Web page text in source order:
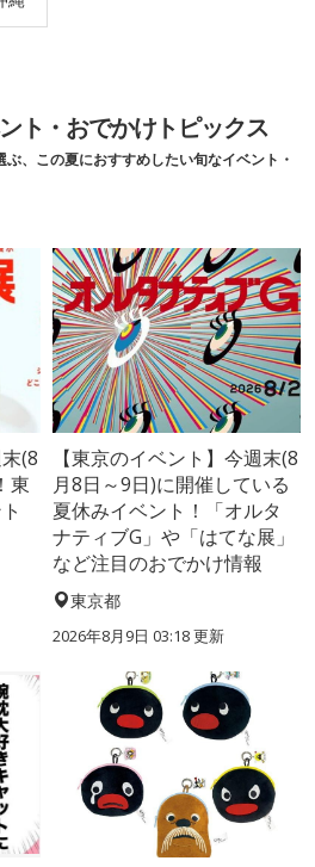
ト・おでかけトピックス
、この夏におすすめしたい旬なイベント・
(8
東
【東京のイベント】今週末(8
月8日～9日)に開催している
夏休みイベント！「オルタ
ナティブG」や「はてな展」
など注目のおでかけ情報
東京都
2026年8月9日 03:18更新